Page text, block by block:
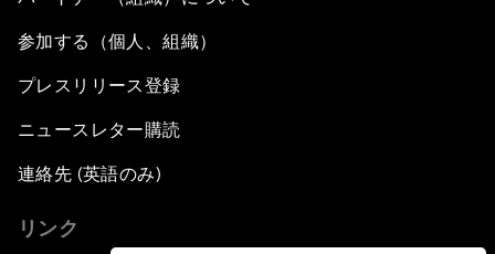
参加する（個人、組織）
プレスリリース登録
ニュースレター購読
連絡先 (英語のみ)
リンク